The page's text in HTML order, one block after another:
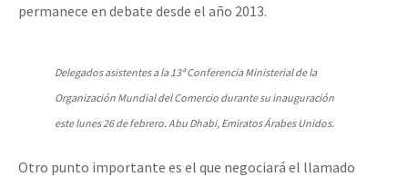
permanece en debate desde el año 2013.
Delegados asistentes a la 13ª Conferencia Ministerial de la
Organización Mundial del Comercio durante su inauguración
este lunes 26 de febrero. Abu Dhabi, Emiratos Árabes Unidos.
Otro punto importante es el que negociará el llamado